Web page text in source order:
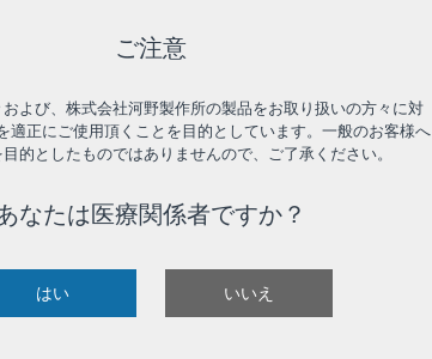
ご注意
よび、株式会社河野製作所の製品をお取り扱いの方々に対
適正にご使用頂くことを目的としています。一般のお客様へ
的としたものではありませんので、ご了承ください。
なたは医療関係者ですか？
はい いいえ